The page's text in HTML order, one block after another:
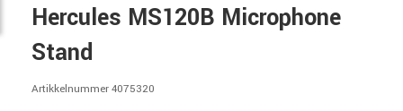
Hercules MS120B Microphone
Stand
Artikkelnummer 4075320